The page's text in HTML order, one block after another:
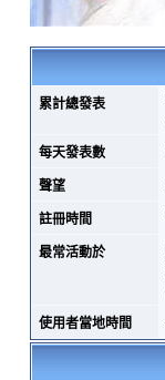
累計總發表
每天發表數
聲望
註冊時間
最常活動於
使用者當地時間